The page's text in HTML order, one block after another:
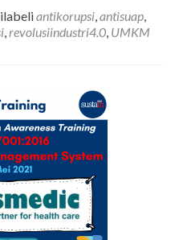
antikorupsi,antisuap,
,revolusiindustri4.0, UMKM